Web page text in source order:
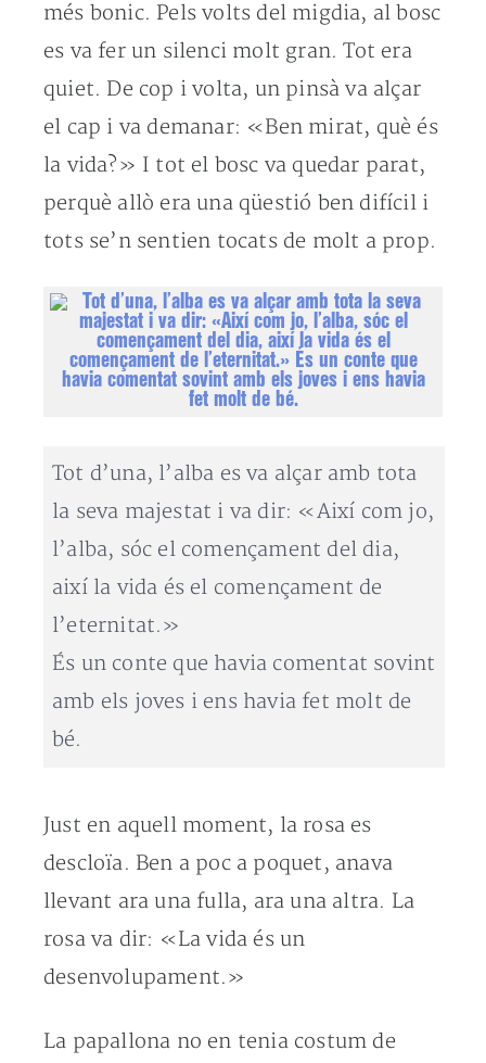
més bonic. Pels volts del migdia, al bosc
es va fer un silenci molt gran. Tot era
quiet. De cop i volta, un pinsà va alçar
el cap i va demanar: «Ben mirat, què és
la vida?» I tot el bosc va quedar parat,
perquè allò era una qüestió ben difícil i
tots se’n sentien tocats de molt a prop.
Tot d’una, l’alba es va alçar amb tota
la seva majestat i va dir: «Així com jo,
l’alba, sóc el començament del dia,
així la vida és el començament de
l’eternitat.»
És un conte que havia comentat sovint
amb els joves i ens havia fet molt de
bé.
Just en aquell moment, la rosa es
descloïa. Ben a poc a poquet, anava
llevant ara una fulla, ara una altra. La
rosa va dir: «La vida és un
desenvolupament.»
La papallona no en tenia costum de